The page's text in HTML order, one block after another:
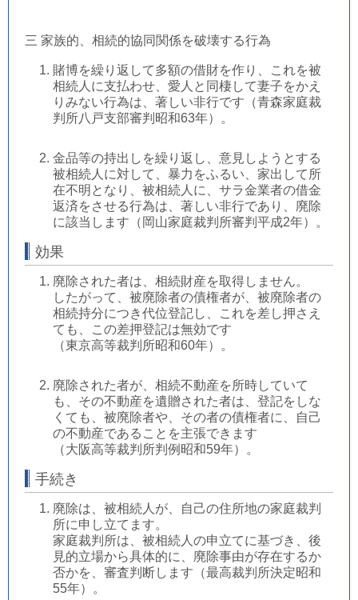
三 家族的、相続的協同関係を破壊する行為
賭博を繰り返して多額の借財を作り、これを被
相続人に支払わせ、愛人と同棲して妻子をかえ
りみない行為は、著しい非行です（青森家庭裁
判所八戸支部審判昭和63年）。
金品等の持出しを繰り返し、意見しようとする
被相続人に対して、暴力をふるい、家出して所
在不明となり、被相続人に、サラ金業者の借金
返済をさせる行為は、著しい非行であり、廃除
に該当します（岡山家庭裁判所審判平成2年）。
効果
廃除された者は、相続財産を取得しません。
したがって、被廃除者の債権者が、被廃除者の
相続持分につき代位登記し、これを差し押さえ
ても、この差押登記は無効です
（東京高等裁判所昭和60年）。
廃除された者が、相続不動産を所時していて
も、その不動産を遺贈された者は、登記をしな
くても、被廃除者や、その者の債権者に、自己
の不動産であることを主張できます
（大阪高等裁判所判例昭和59年）。
手続き
廃除は、被相続人が、自己の住所地の家庭裁判
所に申し立てます。
家庭裁判所は、被相続人の申立てに基づき、後
見的立場から具体的に、廃除事由が存在するか
否かを、審査判断します（最高裁判所決定昭和
55年）。